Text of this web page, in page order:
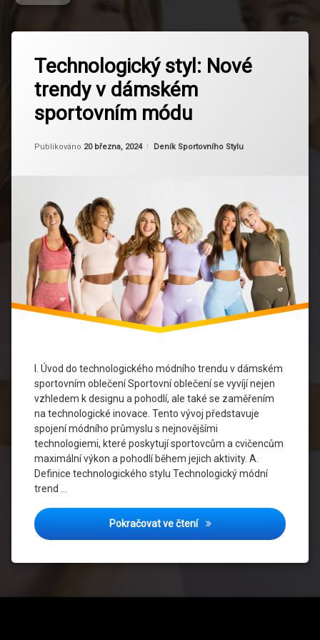
Technologický styl: Nové
trendy v dámském
sportovním módu
Publikováno 20 března, 2024
Aktualizováno 20 března, 2024
Od Ruby
Kategorie:
Deník Sportovního Stylu
I. Úvod do technologického módního trendu v dámském
sportovním oblečení Sportovní oblečení se vyvíjí nejen
vzhledem k designu a pohodlí, ale také se zaměřením
na technologické inovace. Tento vývoj představuje
spojení módního průmyslu s nejnovějšími
technologiemi, které poskytují sportovcům a cvičencům
maximální výkon a pohodlí během jejich aktivity. A.
Definice technologického stylu Technologický módní
trend …
Pokračovat ve čteníTechnologický styl: Nové
Celebrity
sportovní
Dlouhodobá
životnost
Ekologické
materiály
Fitness
Technologie
Recyklace
Sociální
média
Sportovní
Móda
Technologický
Udržitelnost
komentář
na
Technologický
styl:
Nové
trendy
dámském